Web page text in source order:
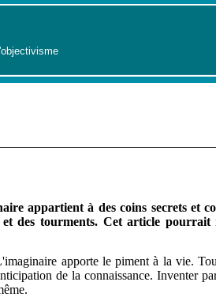
appartient à des coins secrets et
des tourments. Cet article
apporte le piment à la vie.
de la connaissance. Inventer